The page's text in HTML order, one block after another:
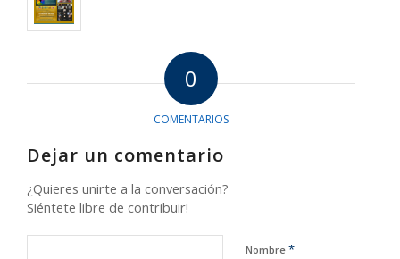
0
COMENTARIOS
Dejar un comentario
¿Quieres unirte a la conversación?
Siéntete libre de contribuir!
Nombre *